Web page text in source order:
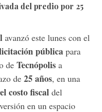
del predio por 25
avanzó este lunes con el
públicapara
de Tecnópolisa
de 25 años, en una
costo fiscaldel
en un espacio